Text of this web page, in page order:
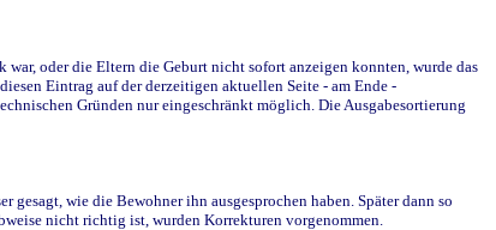
oder die Eltern die Geburt nicht sofort anzeigen konnten, wurde das
Eintrag auf der derzeitigen aktuellen Seite - am Ende -
Gründen nur eingeschränkt möglich. Die Ausgabesortierung
wie die Bewohner ihn ausgesprochen haben. Später dann so
nicht richtig ist, wurden Korrekturen vorgenommen.